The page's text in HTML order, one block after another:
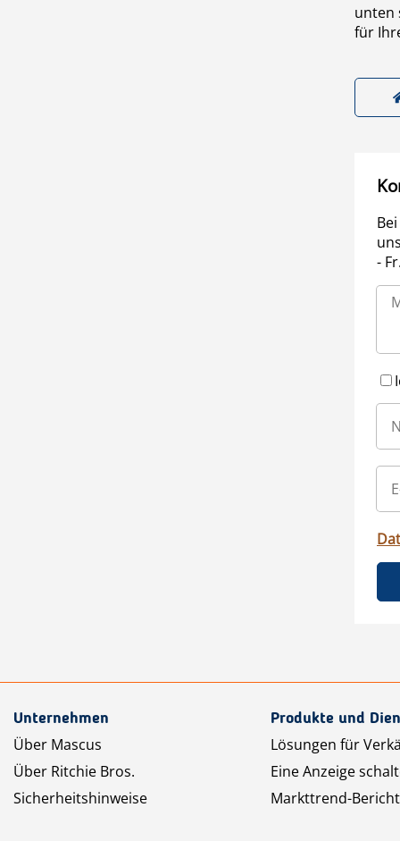
unten
für
-
Unternehmen
Über Mascus
Über Ritchie Bros.
Sicherheitshinweise
Produkte und
Lösungen für
Eine Anzeige
Markttrend-Bericht